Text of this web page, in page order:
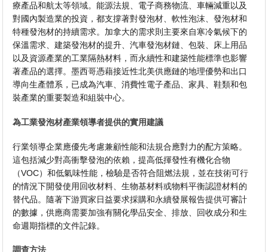
療產品和航太等領域。能源法規、電子商務物流、車輛減重以及
對國內製造業的投資，都支撐著對發泡材、軟性泡沫、發泡材和
特種發泡材的持續需求。加拿大的需求則主要來自寒冷氣候下的
保溫需求、建築發泡材的提升、汽車​​發泡材鏈、包裝、床上用品
以及資源產業的工業隔熱材料，而永續性和建築性能標準也影響
著產品的選擇。墨西哥憑藉接近性北美供應鏈的地理優勢和出口
導向生產體系，已成為汽車、消費性電子產品、家具、鞋類和包
裝產業的重要製造和組裝中心。
為工業發泡材產業領導者提供的實用建議
行業領導企業應優先考慮兼顧性能和法規合應對力的配方策略。
這包括減少對高衝擊發泡的依賴，提高低揮發性有機化合物
（VOC）和低氣味性能，檢驗是否符合阻燃法規，並在技術可行
的情況下開發使用回收材料、生物基材料或物料平衡認證材料的
替代品。隨著下游買家日益要求採購和永續發展報告提供可審計
的數據，供應商需要加強有關化學品安全、排放、回收成分和生
命週期指標的文件記錄。
調查方法